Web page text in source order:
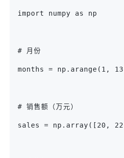
import numpy as np
# 月份
months = np.arange(1,
# 销售额（万元）
sales = np.array([20,